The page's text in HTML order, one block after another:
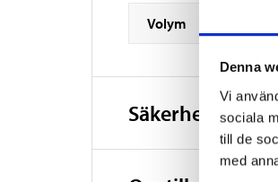
Denna
Vi
sociala
till de
med
Volym